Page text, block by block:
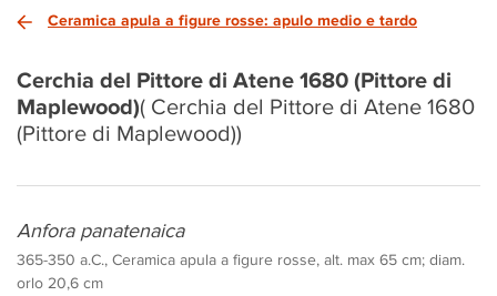
Ceramica apula a figure rosse: apulo medio e tardo
Cerchia del Pittore di Atene 1680 (Pittore di
Maplewood)( Cerchia del Pittore di Atene 1680
(Pittore di Maplewood))
Anfora panatenaica
365-350 a.C., Ceramica apula a figure rosse, alt. max 65 cm; diam.
orlo 20,6 cm